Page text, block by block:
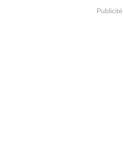
Publicité